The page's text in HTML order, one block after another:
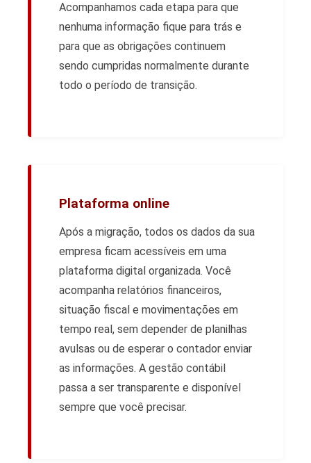
Acompanhamos cada etapa para que
nenhuma informação fique para trás e
para que as obrigações continuem
sendo cumpridas normalmente durante
todo o período de transição.
Plataforma online
Após a migração, todos os dados da sua
empresa ficam acessíveis em uma
plataforma digital organizada. Você
acompanha relatórios financeiros,
situação fiscal e movimentações em
tempo real, sem depender de planilhas
avulsas ou de esperar o contador enviar
as informações. A gestão contábil
passa a ser transparente e disponível
sempre que você precisar.